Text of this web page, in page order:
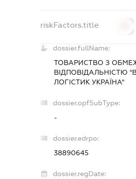
riskFactors.title
dossier.fullName:
ТОВАРИСТВО З
ВІДПОВІДАЛЬНІСТЮ
ЛОГІСТИК УКРАЇНА"
dossier.opfSubType:
-
dossier.edrpo:
38890645
dossier.regDate: